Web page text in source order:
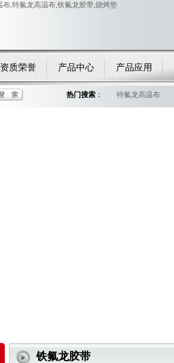
资质荣誉 产品中心 产品应用
热门搜索 ： 特氟龙高温布
铁氟龙胶带